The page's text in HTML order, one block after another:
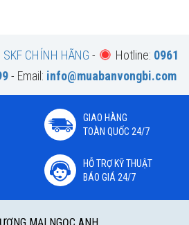
SKF CHÍNH HÃNG - Hotline: 0961
- Email: info@muabanvongbi.com
GIAO HÀNG
TOÀN QUỐC 24/7
HỖ TRỢ KỸ THUẬT
BÁO GIÁ 24/7